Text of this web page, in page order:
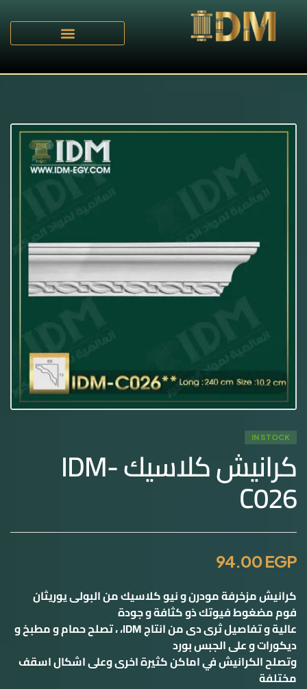
الرئيسية / كرانيش كلاسيك IDM-C026
IN STOCK
كرانيش كلاسيك IDM-
C026
94.00EGP
کرانیش مزخرفة مودرن و نیو كلاسيك من البولی یوریثان
فوم مضغوط فيوتك ذو كثافة و جودة
عالية و تفاصيل ثرى دى من انتاج IDM، ، تصلح حمام و مطبخ و
ديكورات و على الجبس بورد
وتصلح الكرانيش في اماكن كثيرة اخرى وعلى اشكال اسقف
مختلفة